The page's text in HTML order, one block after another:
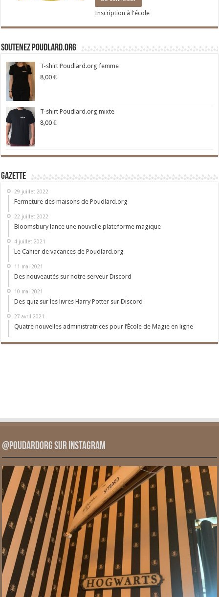
Inscription à l'école
Soutenez Poudlard.org
T-shirt Poudlard.org femme
8,00 €
T-shirt Poudlard.org mixte
8,00 €
Gazette
29 juillet 2022
Fermeture des maisons de Poudlard.org
22 juillet 2022
Bloomsbury lance une nouvelle plateforme magique
4 juillet 2021
Le Cahier de vacances de Poudlard.org
11 mai 2021
Des nouveautés sur notre serveur Discord
10 mai 2021
Des quiz sur les livres Harry Potter sur Discord
27 avril 2021
Quatre nouvelles administratrices pour l’École de Magie en ligne
@PoudardOrg sur Instagram